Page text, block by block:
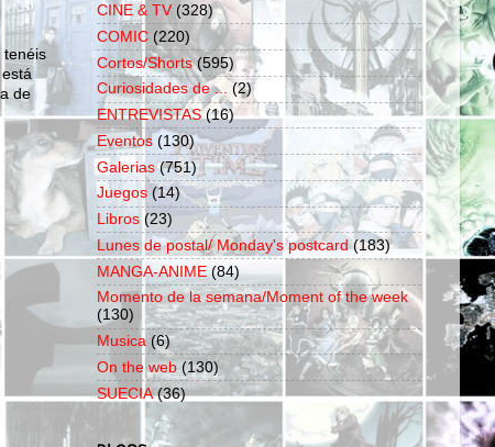
tenéis
de
CINE & TV (328)
COMIC (220)
Cortos/Shorts (595)
Curiosidades de ... (2)
ENTREVISTAS (16)
Eventos (130)
Galerias (751)
Juegos (14)
Libros (23)
Lunes de postal/ Monday's postcard (183)
MANGA-ANIME (84)
Momento de la semana/Moment of the week
(130)
Musica (6)
On the web (130)
SUECIA (36)